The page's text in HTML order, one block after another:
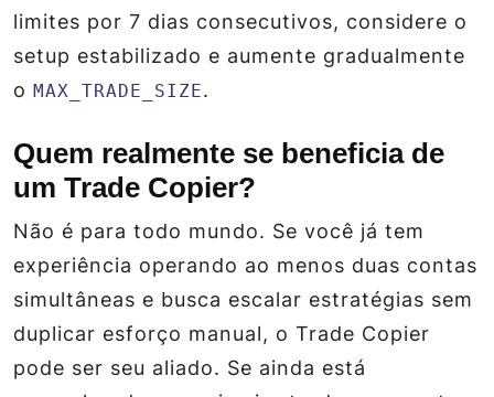
limites por 7 dias consecutivos, considere o
setup estabilizado e aumente gradualmente
o MAX_TRADE_SIZE.
Quem realmente se beneficia de
um Trade Copier?
Não é para todo mundo. Se você já tem
experiência operando ao menos duas contas
simultâneas e busca escalar estratégias sem
duplicar esforço manual, o Trade Copier
pode ser seu aliado. Se ainda está